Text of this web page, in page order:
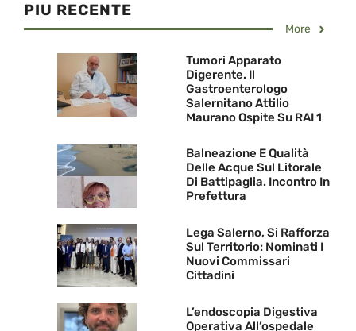
PIU RECENTE
More
Tumori Apparato
Digerente. Il
Gastroenterologo
Salernitano Attilio
Maurano Ospite Su RAI 1
Balneazione E Qualità
Delle Acque Sul Litorale
Di Battipaglia. Incontro In
Prefettura
Lega Salerno, Si Rafforza
Sul Territorio: Nominati I
Nuovi Commissari
Cittadini
L’endoscopia Digestiva
Operativa All’ospedale